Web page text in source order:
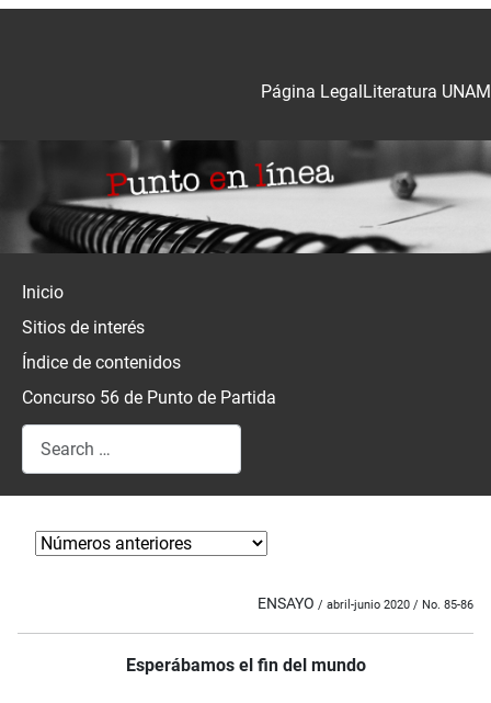
Literatura UNAM
Página Legal
Inicio
Sitios de interés
Índice de contenidos
Concurso 56 de Punto de Partida
Search
ENSAYO / abril-junio 2020 / No. 85-86
Esperábamos el fin del mundo